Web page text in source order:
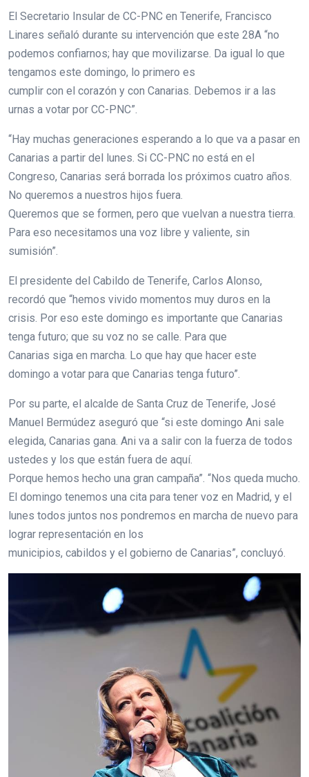
El Secretario Insular de CC-PNC en Tenerife, Francisco
Linares señaló durante su intervención que este 28A “no
podemos confiarnos; hay que movilizarse. Da igual lo que
tengamos este domingo, lo primero es
cumplir con el corazón y con Canarias. Debemos ir a las
urnas a votar por CC-PNC”.
“Hay muchas generaciones esperando a lo que va a pasar en
Canarias a partir del lunes. Si CC-PNC no está en el
Congreso, Canarias será borrada los próximos cuatro años.
No queremos a nuestros hijos fuera.
Queremos que se formen, pero que vuelvan a nuestra tierra.
Para eso necesitamos una voz libre y valiente, sin
sumisión”.
El presidente del Cabildo de Tenerife, Carlos Alonso,
recordó que “hemos vivido momentos muy duros en la
crisis. Por eso este domingo es importante que Canarias
tenga futuro; que su voz no se calle. Para que
Canarias siga en marcha. Lo que hay que hacer este
domingo a votar para que Canarias tenga futuro”.
Por su parte, el alcalde de Santa Cruz de Tenerife, José
Manuel Bermúdez aseguró que “si este domingo Ani sale
elegida, Canarias gana. Ani va a salir con la fuerza de todos
ustedes y los que están fuera de aquí.
Porque hemos hecho una gran campaña”. “Nos queda mucho.
El domingo tenemos una cita para tener voz en Madrid, y el
lunes todos juntos nos pondremos en marcha de nuevo para
lograr representación en los
municipios, cabildos y el gobierno de Canarias”, concluyó.